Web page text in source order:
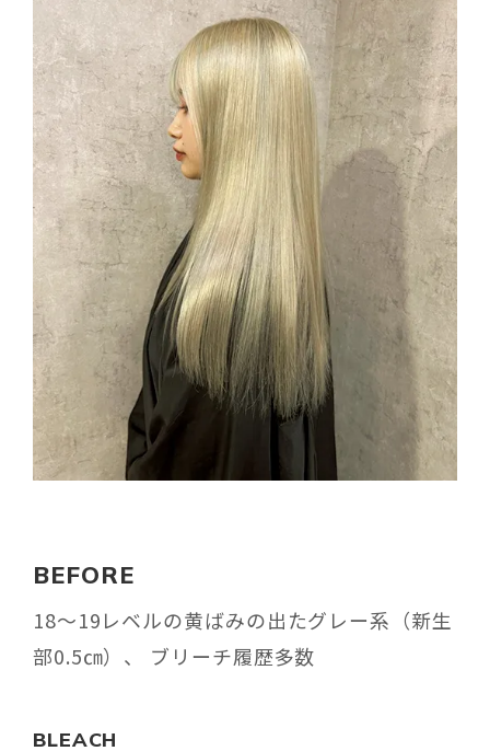
BEFORE
18〜19レベルの黄ばみの出たグレー系（新生
部0.5㎝）、 ブリーチ履歴多数
BLEACH